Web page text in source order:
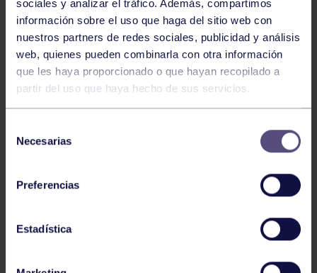
sociales y analizar el tráfico. Además, compartimos
información sobre el uso que haga del sitio web con
nuestros partners de redes sociales, publicidad y análisis
web, quienes pueden combinarla con otra información
que les haya proporcionado o que hayan recopilado a
partir del uso que haya hecho de sus servicios.
Necesarias
Preferencias
Estadística
Lucha 02 Jun 2026
LAUREN ATANES, NUEVO DIRECTOR